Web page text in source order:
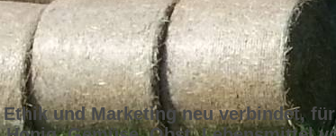
und Marketing neu verbindet,